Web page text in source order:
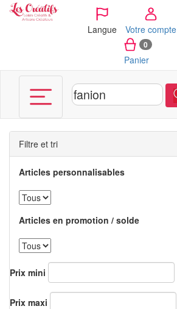
Langue Votre compte
0
Panier
Filtre et tri
Articles personnalisables
Articles en promotion / solde
Prix mini
Prix maxi
Panneau de gestion des cookies